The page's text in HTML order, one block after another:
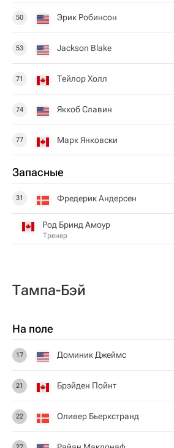
50 Эрик Робинсон
53 Jackson Blake
71 Тейлор Холл
74 Яккоб Славин
77 Марк Янковски
Запасные
31 Фредерик Андерсен
Род Бринд Амоур
Тренер
Тампа-Бэй
На поле
17 Доминик Джеймс
21 Брэйден Пойнт
22 Оливер Бьеркстранд